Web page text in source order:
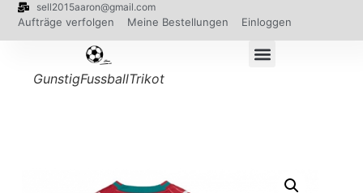
sell2015aaron@gmail.com
Aufträge verfolgen Meine Bestellungen Einloggen
GunstigFussballTrikot